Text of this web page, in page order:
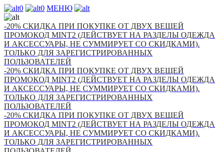
0 0 МЕНЮ
-20% СКИДКА ПРИ ПОКУПКЕ ОТ ДВУХ ВЕЩЕЙ
ПРОМОКОД MINT2 (ДЕЙСТВУЕТ НА РАЗДЕЛЫ ОДЕЖДА
И АКСЕССУАРЫ, НЕ СУММИРУЕТ СО СКИДКАМИ).
ТОЛЬКО ДЛЯ ЗАРЕГИСТРИРОВАННЫХ
ПОЛЬЗОВАТЕЛЕЙ
-20% СКИДКА ПРИ ПОКУПКЕ ОТ ДВУХ ВЕЩЕЙ
ПРОМОКОД MINT2 (ДЕЙСТВУЕТ НА РАЗДЕЛЫ ОДЕЖДА
И АКСЕССУАРЫ, НЕ СУММИРУЕТ СО СКИДКАМИ).
ТОЛЬКО ДЛЯ ЗАРЕГИСТРИРОВАННЫХ
ПОЛЬЗОВАТЕЛЕЙ
-20% СКИДКА ПРИ ПОКУПКЕ ОТ ДВУХ ВЕЩЕЙ
ПРОМОКОД MINT2 (ДЕЙСТВУЕТ НА РАЗДЕЛЫ ОДЕЖДА
И АКСЕССУАРЫ, НЕ СУММИРУЕТ СО СКИДКАМИ).
ТОЛЬКО ДЛЯ ЗАРЕГИСТРИРОВАННЫХ